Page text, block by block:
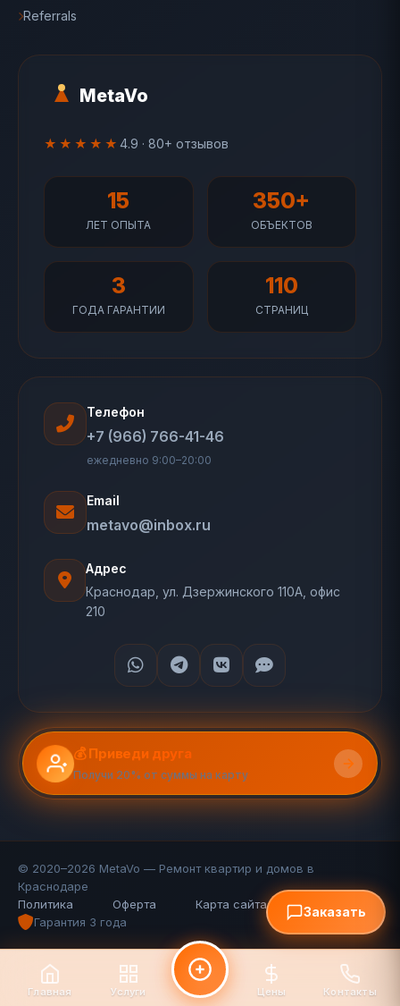
MetaVo
★★★★★ 4.9 · 80+ отзывов
15
ЛЕТ ОПЫТА
350+
ОБЪЕКТОВ
3
ГОДА ГАРАНТИИ
110
СТРАНИЦ
Referrals
Телефон
+7 (966) 766-41-46
ежедневно 9:00–20:00
Email
metavo@inbox.ru
Адрес
Краснодар, ул. Дзержинского 110А, офис
210
💰 Приведи друга
Получи 20% от суммы на карту
© 2020–2026 MetaVo — Ремонт квартир и домов в
Краснодаре
Политика
Оферта Карта сайта (110 стр.)
FAQ
Гарантия 3 года
Заказать
Главная Услуги Цены Контакты